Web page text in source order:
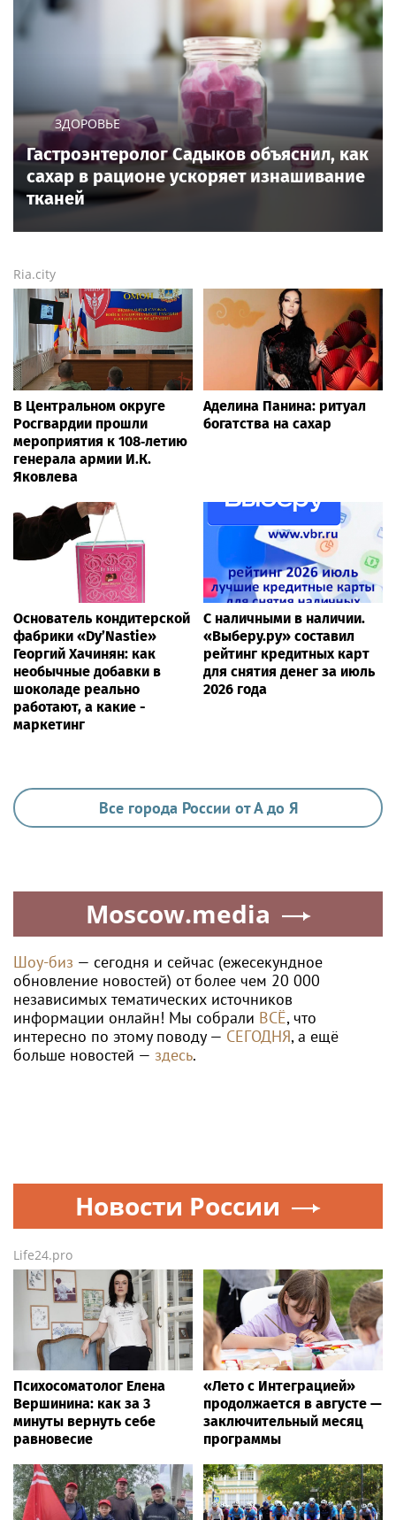
ЗДОРОВЬЕ
Гастроэнтеролог Садыков объяснил, как
сахар в рационе ускоряет изнашивание
тканей
Ria.city
В Центральном округе
Росгвардии прошли
мероприятия к 108‑летию
генерала армии И.К.
Яковлева
Аделина Панина: ритуал
богатства на сахар
Основатель кондитерской
фабрики «Dy’Nastie»
Георгий Хачинян: как
необычные добавки в
шоколаде реально
работают, а какие -
маркетинг
С наличными в наличии.
«Выберу.ру» составил
рейтинг кредитных карт
для снятия денег за июль
2026 года
Все города России от А до Я
Moscow.media
Шоу-биз — сегодня и сейчас (ежесекундное
обновление новостей) от более чем 20 000
независимых тематических источников
информации онлайн! Мы собрали ВСЁ, что
интересно по этому поводу — СЕГОДНЯ, а ещё
больше новостей — здесь.
Новости России
Life24.pro
Психосоматолог Елена
Вершинина: как за 3
минуты вернуть себе
равновесие
«Лето с Интеграцией»
продолжается в августе —
заключительный месяц
программы